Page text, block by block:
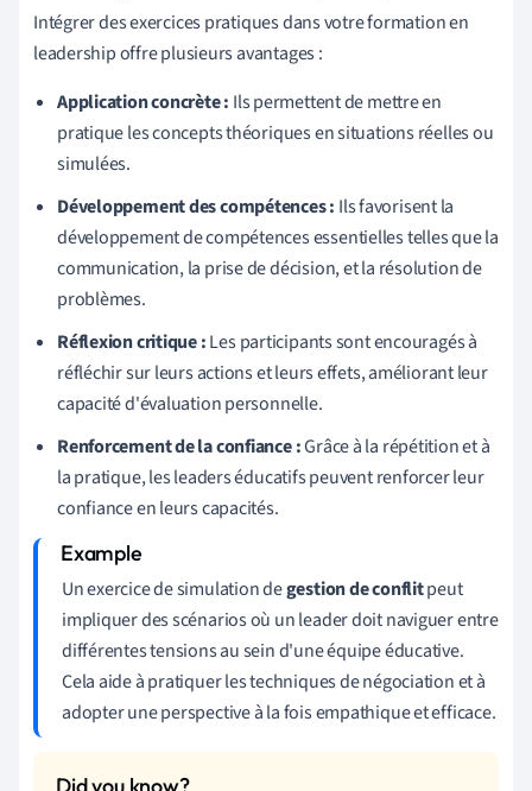
Intégrer des exercices pratiques dans votre formation en
leadership offre plusieurs avantages :
Application concrète : Ils permettent de mettre en
pratique les concepts théoriques en situations réelles ou
simulées.
Développement des compétences : Ils favorisent la
développement de compétences essentielles telles que la
communication, la prise de décision, et la résolution de
problèmes.
Réflexion critique :Les participants sont encouragés à
réfléchir sur leurs actions et leurs effets, améliorant leur
capacité d'évaluation personnelle.
Renforcement de la confiance :Grâce à la répétition et à
la pratique, les leaders éducatifs peuvent renforcer leur
confiance en leurs capacités.
Un exercice de simulation degestion de conflitpeut
impliquer des scénarios où un leader doit naviguer entre
différentes tensions au sein d'une équipe éducative.
Cela aide à pratiquer les techniques de négociation et à
adopter une perspective à la fois empathique et efficace.